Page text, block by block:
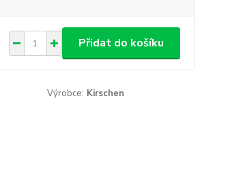
Přidat do košíku
Výrobce: Kirschen